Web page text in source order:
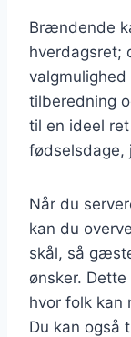
Brændende
hverdagsret;
tilberedning
til en ideel
fødselsdage,
Når du
kan du
skål, så
ønsker.
hvor folk kan
Du kan også